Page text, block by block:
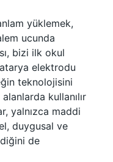
yüklemek,
ucunda
bizi ilk okul
elektrodu
teknolojisini
kullanılır
yalnızca maddi
duygusal ve
de